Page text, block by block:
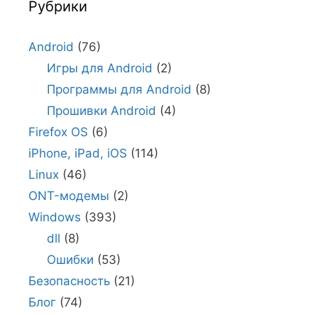
Рубрики
Android (76)
Игры для Android (2)
Программы для Android (8)
Прошивки Android (4)
Firefox OS (6)
iPhone, iPad, iOS (114)
Linux (46)
ONT-модемы (2)
Windows (393)
dll (8)
Ошибки (53)
Безопасность (21)
Блог (74)